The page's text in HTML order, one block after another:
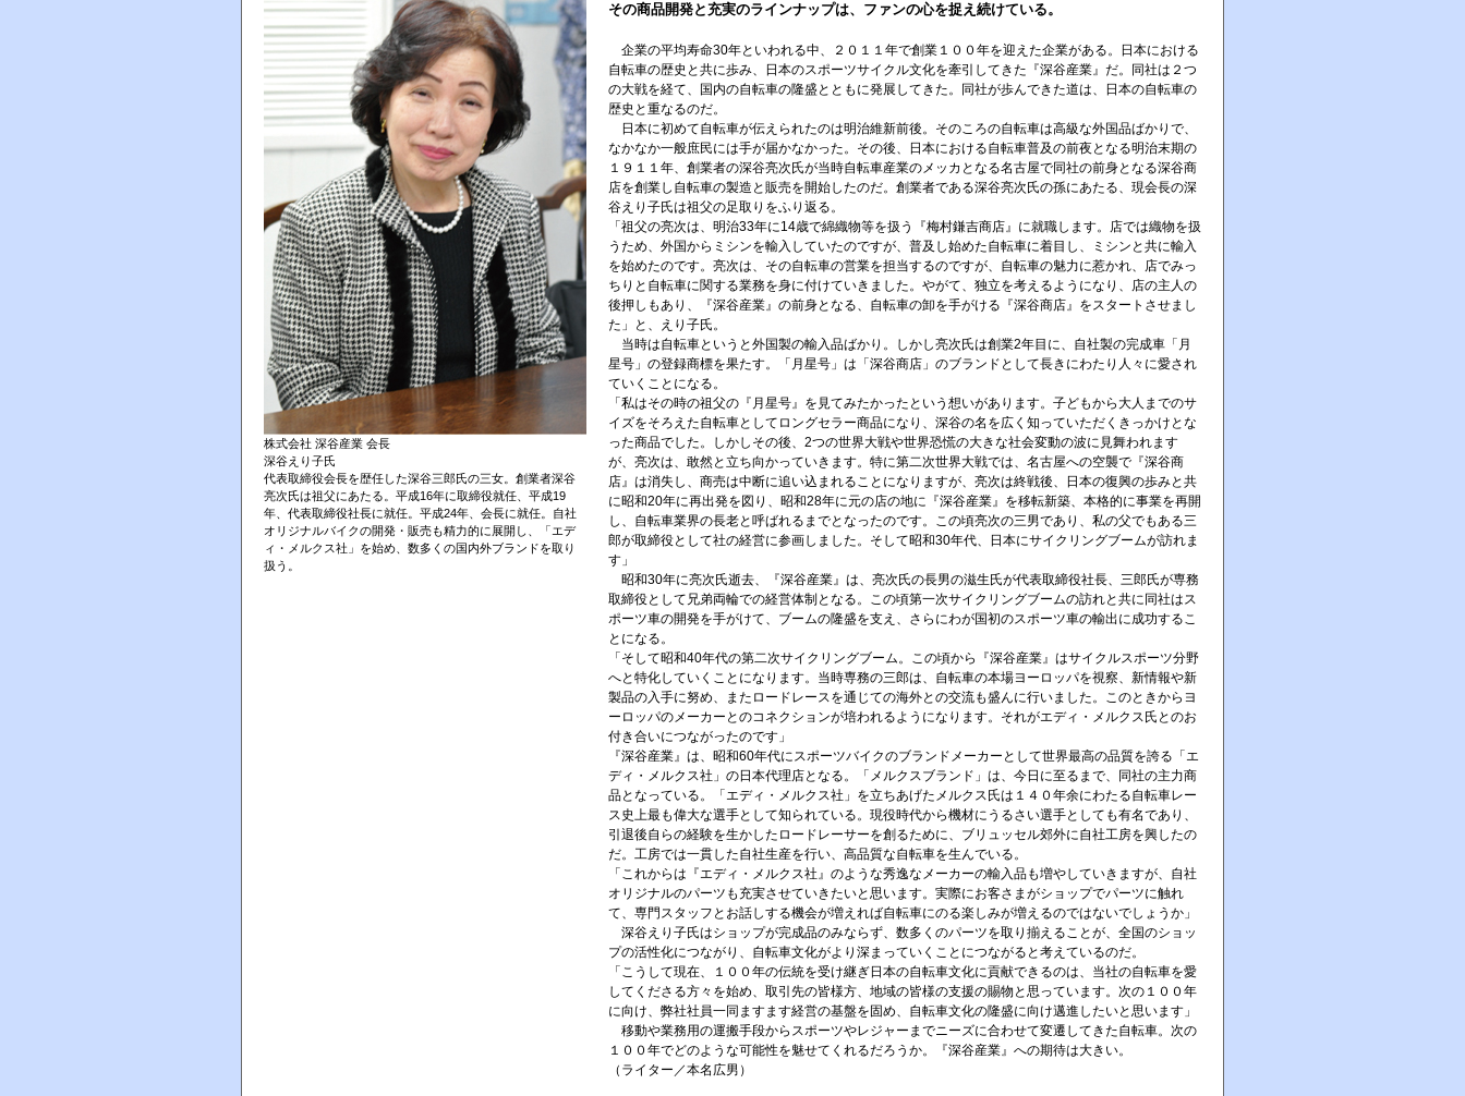
株式会社 深谷産業 会長
深谷えり子氏
代表取締役会長を歴任した深谷三郎氏の三女。創業者深谷
亮次氏は祖父にあたる。平成16年に取締役就任、平成19
年、代表取締役社長に就任。平成24年、会長に就任。自社
オリジナルバイクの開発・販売も精力的に展開し、「エデ
ィ・メルクス社」を始め、数多くの国内外ブランドを取り
扱う。
その商品開発と充実のラインナップは、ファンの心を捉え続けている。
企業の平均寿命30年といわれる中、２０１１年で創業１００年を迎えた企業がある。日本における
自転車の歴史と共に歩み、日本のスポーツサイクル文化を牽引してきた『深谷産業』だ。同社は２つ
の大戦を経て、国内の自転車の隆盛とともに発展してきた。同社が歩んできた道は、日本の自転車の
歴史と重なるのだ。
日本に初めて自転車が伝えられたのは明治維新前後。そのころの自転車は高級な外国品ばかりで、
なかなか一般庶民には手が届かなかった。その後、日本における自転車普及の前夜となる明治末期の
１９１１年、創業者の深谷亮次氏が当時自転車産業のメッカとなる名古屋で同社の前身となる深谷商
店を創業し自転車の製造と販売を開始したのだ。創業者である深谷亮次氏の孫にあたる、現会長の深
谷えり子氏は祖父の足取りをふり返る。
「祖父の亮次は、明治33年に14歳で綿織物等を扱う『梅村鎌吉商店』に就職します。店では織物を扱
うため、外国からミシンを輸入していたのですが、普及し始めた自転車に着目し、ミシンと共に輸入
を始めたのです。亮次は、その自転車の営業を担当するのですが、自転車の魅力に惹かれ、店でみっ
ちりと自転車に関する業務を身に付けていきました。やがて、独立を考えるようになり、店の主人の
後押しもあり、『深谷産業』の前身となる、自転車の卸を手がける『深谷商店』をスタートさせまし
た」と、えり子氏。
当時は自転車というと外国製の輸入品ばかり。しかし亮次氏は創業2年目に、自社製の完成車「月
星号」の登録商標を果たす。「月星号」は「深谷商店」のブランドとして長きにわたり人々に愛され
ていくことになる。
「私はその時の祖父の『月星号』を見てみたかったという想いがあります。子どもから大人までのサ
イズをそろえた自転車としてロングセラー商品になり、深谷の名を広く知っていただくきっかけとな
った商品でした。しかしその後、2つの世界大戦や世界恐慌の大きな社会変動の波に見舞われます
が、亮次は、敢然と立ち向かっていきます。特に第二次世界大戦では、名古屋への空襲で『深谷商
店』は消失し、商売は中断に追い込まれることになりますが、亮次は終戦後、日本の復興の歩みと共
に昭和20年に再出発を図り、昭和28年に元の店の地に『深谷産業』を移転新築、本格的に事業を再開
し、自転車業界の長老と呼ばれるまでとなったのです。この頃亮次の三男であり、私の父でもある三
郎が取締役として社の経営に参画しました。そして昭和30年代、日本にサイクリングブームが訪れま
す」
昭和30年に亮次氏逝去、『深谷産業』は、亮次氏の長男の滋生氏が代表取締役社長、三郎氏が専務
取締役として兄弟両輪での経営体制となる。この頃第一次サイクリングブームの訪れと共に同社はス
ポーツ車の開発を手がけて、ブームの隆盛を支え、さらにわが国初のスポーツ車の輸出に成功するこ
とになる。
「そして昭和40年代の第二次サイクリングブーム。この頃から『深谷産業』はサイクルスポーツ分野
へと特化していくことになります。当時専務の三郎は、自転車の本場ヨーロッパを視察、新情報や新
製品の入手に努め、またロードレースを通じての海外との交流も盛んに行いました。このときからヨ
ーロッパのメーカーとのコネクションが培われるようになります。それがエディ・メルクス氏とのお
付き合いにつながったのです」
『深谷産業』は、昭和60年代にスポーツバイクのブランドメーカーとして世界最高の品質を誇る「エ
ディ・メルクス社」の日本代理店となる。「メルクスブランド」は、今日に至るまで、同社の主力商
品となっている。「エディ・メルクス社」を立ちあげたメルクス氏は１４０年余にわたる自転車レー
ス史上最も偉大な選手として知られている。現役時代から機材にうるさい選手としても有名であり、
引退後自らの経験を生かしたロードレーサーを創るために、ブリュッセル郊外に自社工房を興したの
だ。工房では一貫した自社生産を行い、高品質な自転車を生んでいる。
「これからは『エディ・メルクス社』のような秀逸なメーカーの輸入品も増やしていきますが、自社
オリジナルのパーツも充実させていきたいと思います。実際にお客さまがショップでパーツに触れ
て、専門スタッフとお話しする機会が増えれば自転車にのる楽しみが増えるのではないでしょうか」
深谷えり子氏はショップが完成品のみならず、数多くのパーツを取り揃えることが、全国のショッ
プの活性化につながり、自転車文化がより深まっていくことにつながると考えているのだ。
「こうして現在、１００年の伝統を受け継ぎ日本の自転車文化に貢献できるのは、当社の自転車を愛
してくださる方々を始め、取引先の皆様方、地域の皆様の支援の賜物と思っています。次の１００年
に向け、弊社社員一同ますます経営の基盤を固め、自転車文化の隆盛に向け邁進したいと思います」
移動や業務用の運搬手段からスポーツやレジャーまでニーズに合わせて変遷してきた自転車。次の
１００年でどのような可能性を魅せてくれるだろうか。『深谷産業』への期待は大きい。
（ライター／本名広男）